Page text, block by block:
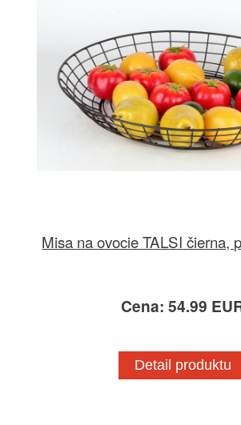
Misa na ovocie TALSI čierna,
Cena: 54.99
Detail produktu